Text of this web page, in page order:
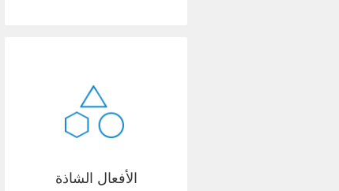
الأفعال الشاذة